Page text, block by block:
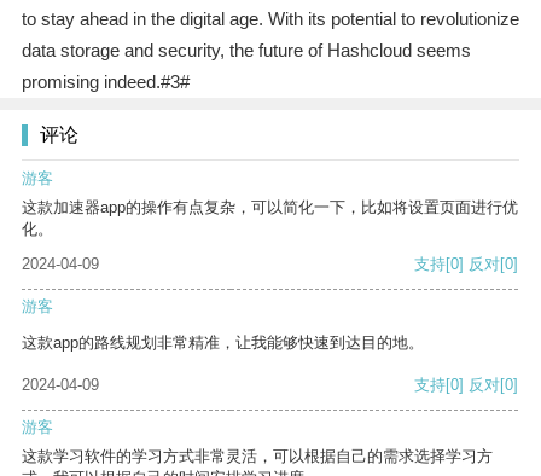
to stay ahead in the digital age. With its potential to revolutionize
data storage and security, the future of Hashcloud seems
promising indeed.#3#
评论
游客
这款加速器app的操作有点复杂，可以简化一下，比如将设置页面进行优
化。
2024-04-09
支持[0] 反对[0]
游客
这款app的路线规划非常精准，让我能够快速到达目的地。
2024-04-09 支持[0] 反对[0]
游客
这款学习软件的学习方式非常灵活，可以根据自己的需求选择学习方